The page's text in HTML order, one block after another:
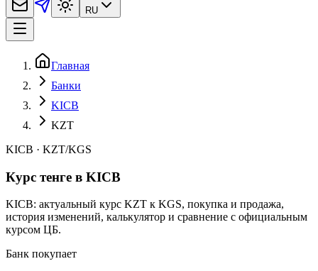
RU
Главная
Банки
KICB
KZT
KICB · KZT/KGS
Курс тенге в KICB
KICB: актуальный курс KZT к KGS, покупка и продажа,
история изменений, калькулятор и сравнение с официальным
курсом ЦБ.
Банк покупает